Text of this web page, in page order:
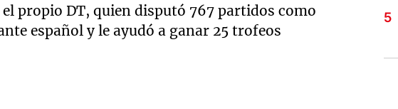
propio DT, quien disputó 767 partidos como
español y le ayudó a ganar 25 trofeos